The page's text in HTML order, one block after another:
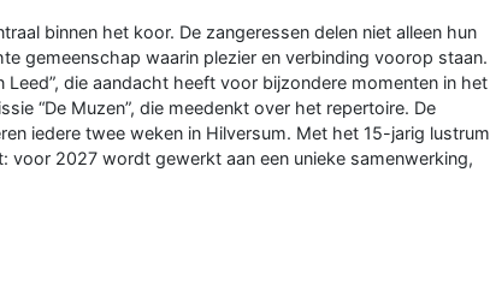
binnen het koor. De zangeressen delen niet alleen hun
gemeenschap waarin plezier en verbinding voorop staan.
die aandacht heeft voor bijzondere momenten in het
“De Muzen”, die meedenkt over het repertoire. De
iedere twee weken in Hilversum. Met het 15-jarig lustrum
voor 2027 wordt gewerkt aan een unieke samenwerking,